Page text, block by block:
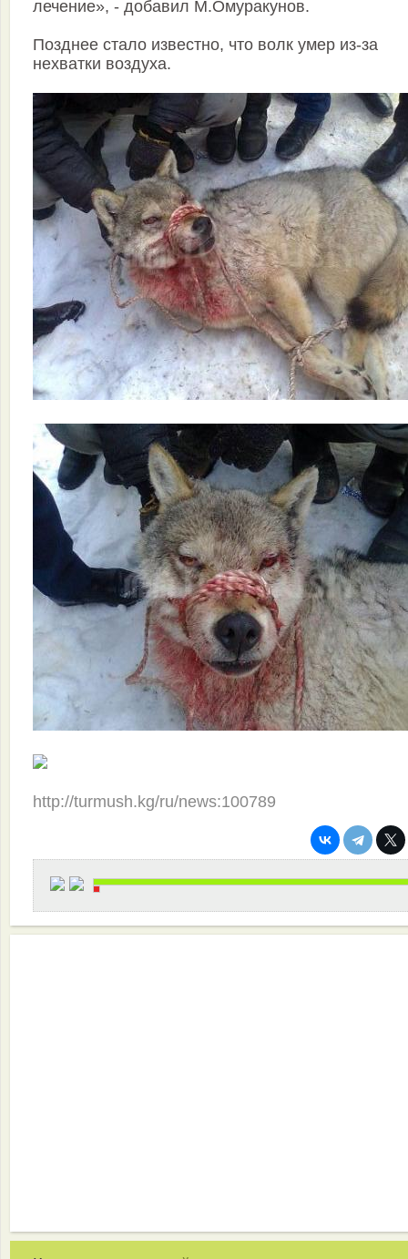
лечение», - добавил М.Омуракунов.
Позднее стало известно, что волк умер из-за
нехватки воздуха.
http://turmush.kg/ru/news:100789